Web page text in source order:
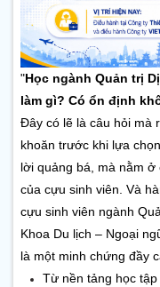
"Học ngành Quản trị
làm gì? Có ổn định
Đây có lẽ là câu hỏi mà
khoăn trước khi lựa
lời quảng bá, mà nằm
của cựu sinh viên. Và
cựu sinh viên ngành
Khoa Du lịch – Ngoại
là một minh chứng đầy
Từ nền tảng học